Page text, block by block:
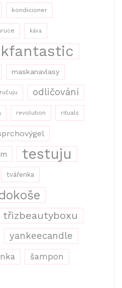
kondicioner
káva
maskanavlasy
odličování
revolution rituals
testuju
tvářenka
třizbeautyboxu
yankeecandle
šampon